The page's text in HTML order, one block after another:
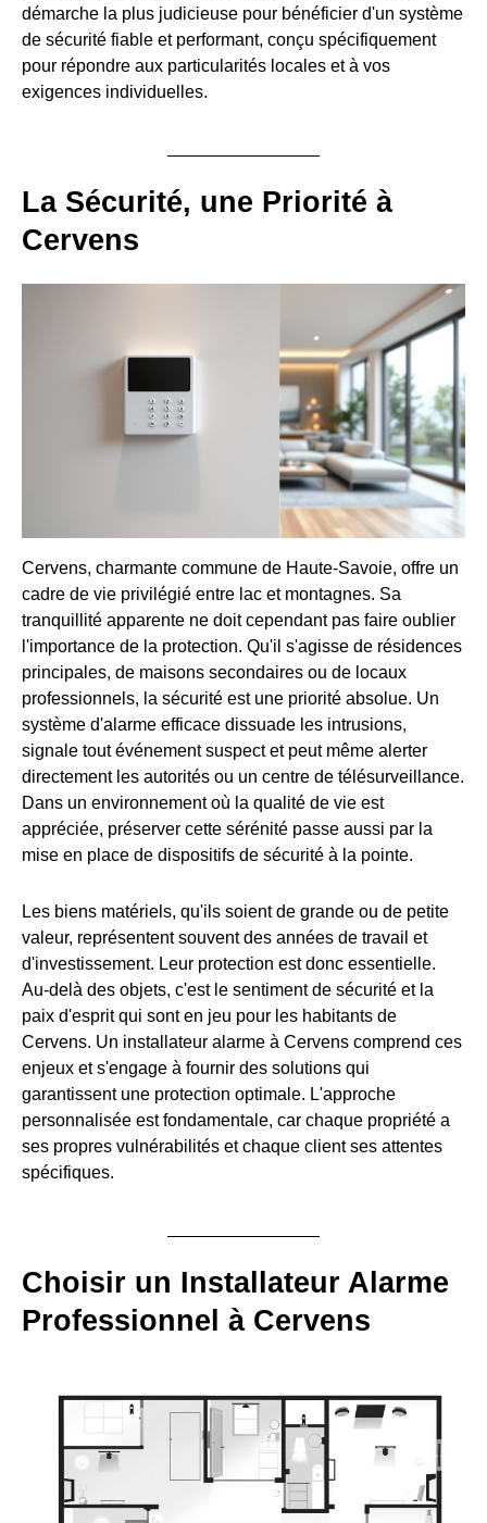
démarche la plus judicieuse pour bénéficier d'un système
de sécurité fiable et performant, conçu spécifiquement
pour répondre aux particularités locales et à vos
exigences individuelles.
La Sécurité, une Priorité à
Cervens
Cervens, charmante commune de Haute-Savoie, offre un
cadre de vie privilégié entre lac et montagnes. Sa
tranquillité apparente ne doit cependant pas faire oublier
l'importance de la protection. Qu'il s'agisse de résidences
principales, de maisons secondaires ou de locaux
professionnels, la sécurité est une priorité absolue. Un
système d'alarme efficace dissuade les intrusions,
signale tout événement suspect et peut même alerter
directement les autorités ou un centre de télésurveillance.
Dans un environnement où la qualité de vie est
appréciée, préserver cette sérénité passe aussi par la
mise en place de dispositifs de sécurité à la pointe.
Les biens matériels, qu'ils soient de grande ou de petite
valeur, représentent souvent des années de travail et
d'investissement. Leur protection est donc essentielle.
Au-delà des objets, c'est le sentiment de sécurité et la
paix d'esprit qui sont en jeu pour les habitants de
Cervens. Un installateur alarme à Cervens comprend ces
enjeux et s'engage à fournir des solutions qui
garantissent une protection optimale. L'approche
personnalisée est fondamentale, car chaque propriété a
ses propres vulnérabilités et chaque client ses attentes
spécifiques.
Choisir un Installateur Alarme
Professionnel à Cervens